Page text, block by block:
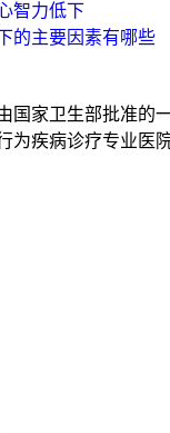
智力低下
的主要因素有哪些
国家卫生部批准的
为疾病诊疗专业医院